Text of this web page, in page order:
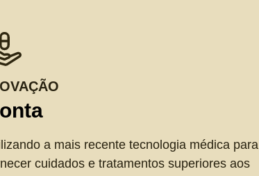
a mais recente tecnologia médica para
cuidados e tratamentos superiores aos